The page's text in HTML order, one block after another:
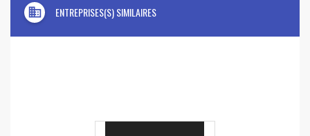
domain ENTREPRISES(S) SIMILAIRES